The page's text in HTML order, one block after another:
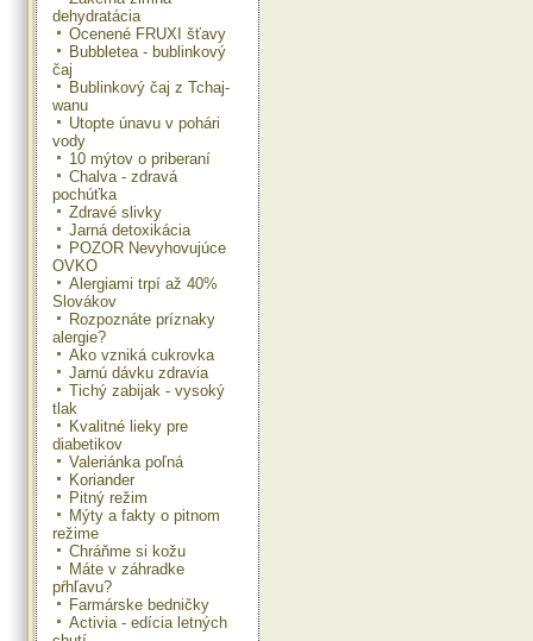
dehydratácia
Ocenené FRUXI šťavy
Bubbletea - bublinkový
čaj
Bublinkový čaj z Tchaj-
wanu
Utopte únavu v pohári
vody
10 mýtov o priberaní
Chalva - zdravá
pochúťka
Zdravé slivky
Jarná detoxikácia
POZOR Nevyhovujúce
OVKO
Alergiami trpí až 40%
Slovákov
Rozpoznáte príznaky
alergie?
Ako vzniká cukrovka
Jarnú dávku zdravia
Tichý zabijak - vysoký
tlak
Kvalitné lieky pre
diabetikov
Valeriánka poľná
Koriander
Pitný režim
Mýty a fakty o pitnom
režime
Chráňme si kožu
Máte v záhradke
pŕhľavu?
Farmárske bedničky
Activia - edícia letných